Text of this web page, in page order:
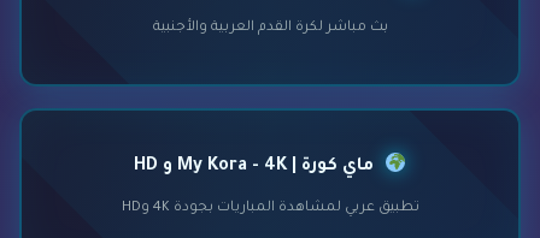
بث مباشر لكرة القدم العربية والأجنبية
ماي كورة | My Kora - 4K و HD
تطبيق عربي لمشاهدة المباريات بجودة 4K وHD